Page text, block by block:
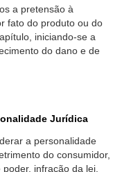
a pretensão à
fato do produto ou do
iniciando-se a
do dano e de
Jurídica
a personalidade
do consumidor,
infração da lei,